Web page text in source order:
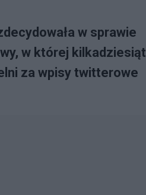
w sprawie
w której kilkadziesiąt
za wpisy twitterowe